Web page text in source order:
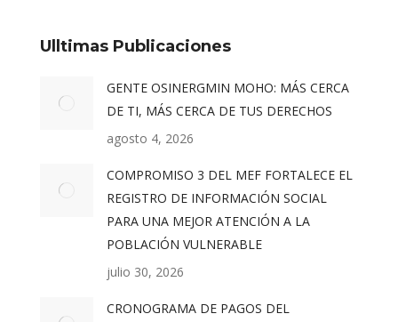
Ulltimas Publicaciones
GENTE OSINERGMIN MOHO: MÁS CERCA
DE TI, MÁS CERCA DE TUS DERECHOS
agosto 4, 2026
COMPROMISO 3 DEL MEF FORTALECE EL
REGISTRO DE INFORMACIÓN SOCIAL
PARA UNA MEJOR ATENCIÓN A LA
POBLACIÓN VULNERABLE
julio 30, 2026
CRONOGRAMA DE PAGOS DEL